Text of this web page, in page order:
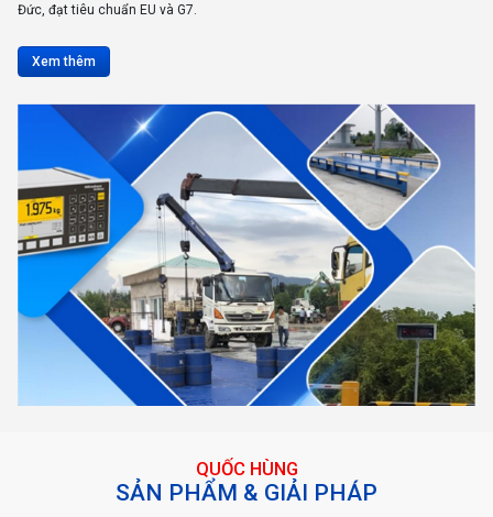
Đức, đạt tiêu chuẩn EU và G7.
Xem thêm
QUỐC HÙNG
SẢN PHẨM & GIẢI PHÁP